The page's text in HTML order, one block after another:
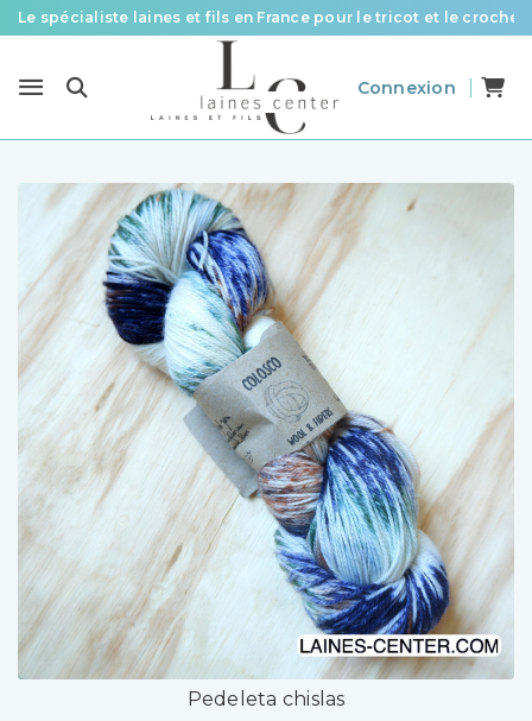
Le spécialiste laines et fils en France pour le tricot et le crochet
Livraison offerte à partir de 58 € d’achat
Connexion
Pedeleta chislas